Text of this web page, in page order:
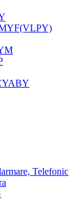
Telefonic